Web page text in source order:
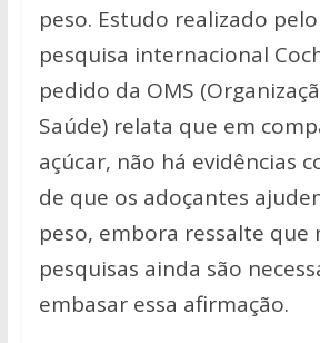
peso. Estudo realizado
pesquisa internacional
pedido da OMS
Saúde) relata que em
açúcar, não há evidências
de que os adoçantes
peso, embora ressalte que
pesquisas ainda são
embasar essa afirmação.